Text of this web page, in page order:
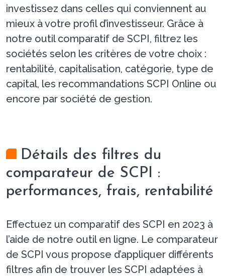
investissez dans celles qui conviennent au
mieux à votre profil d’investisseur. Grâce à
notre outil comparatif de SCPI, filtrez les
sociétés selon les critères de votre choix :
rentabilité, capitalisation, catégorie, type de
capital, les recommandations SCPI Online ou
encore par société de gestion.
Détails des filtres du
comparateur de SCPI :
performances, frais, rentabilité
Effectuez un comparatif des SCPI en 2023 à
l’aide de notre outil en ligne. Le comparateur
de SCPI vous propose d’appliquer différents
filtres afin de trouver les SCPI adaptées à